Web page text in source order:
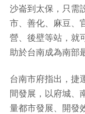
沙崙到太保，只需
市、善化、麻豆、
營、後壁等站，就
助於台南成為南部
台南市府指出，捷
間發展，以府城、
量都市發展、開發